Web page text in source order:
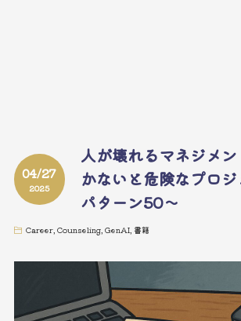
04/27
2025
人が壊れるマネジメ
かないと危険なプロ
パターン50～
Career, Counseling, GenAI, 書籍